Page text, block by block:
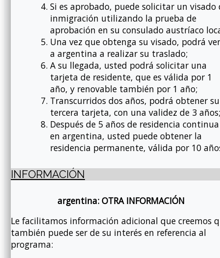
Si es aprobado, puede solicitar un visado
inmigración utilizando la prueba de
aprobación en su consulado austríaco
Una vez que obtenga su visado, podrá
a argentina a realizar su traslado;
A su llegada, usted podrá solicitar una
tarjeta de residente, que es válida por 1
año, y renovable también por 1 año;
Transcurridos dos años, podrá obtener su
tercera tarjeta, con una validez de 3 años;
Después de 5 años de residencia continua
en argentina, usted puede obtener la
residencia permanente, válida por 10
INFORMACIÓN
argentina: OTRA INFORMACIÓN
Le facilitamos información adicional que creemos
también puede ser de su interés en referencia al
programa: